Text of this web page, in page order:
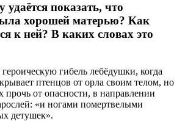
удаётся показать, что
хорошей матерью? Как
к ней? В каких словах это
гибель лебёдушки, когда
птенцов от орла своим телом, но
прочь от опасности, в направлении
«и ногами помертвелыми
детушек».